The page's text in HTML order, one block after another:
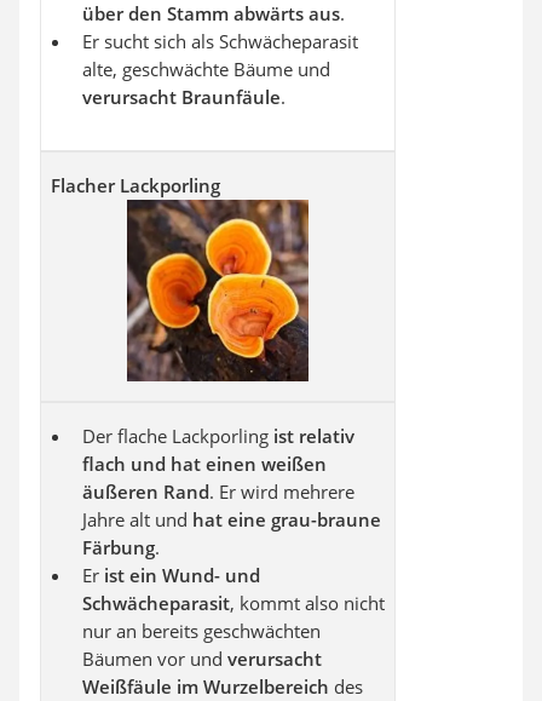
über den Stamm abwärts aus.
Er sucht sich als Schwächeparasit
alte, geschwächte Bäume und
verursacht Braunfäule.
Flacher Lackporling
Der flache Lackporling ist relativ
flach und hat einen weißen
äußeren Rand. Er wird mehrere
Jahre alt und hat eine grau-braune
Färbung.
Er ist ein Wund- und
Schwächeparasit, kommt also nicht
nur an bereits geschwächten
Bäumen vor und verursacht
Weißfäule im Wurzelbereich des